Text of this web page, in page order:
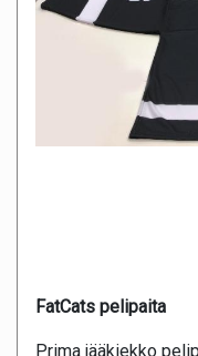
FatCats pelipaita
Prima jääkiekko